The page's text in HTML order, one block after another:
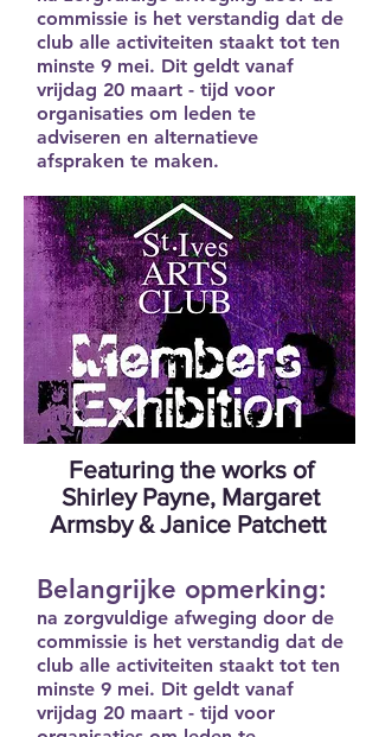
commissie is het verstandig dat de
club alle activiteiten staakt tot ten
minste 9 mei. Dit geldt vanaf
vrijdag 20 maart - tijd voor
organisaties om leden te
adviseren en alternatieve
afspraken te maken.
Featuring the works of
Shirley Payne, Margaret
Armsby & Janice Patchett
Belangrijke opmerking:
na zorgvuldige afweging door de
commissie is het verstandig dat de
club alle activiteiten staakt tot ten
minste 9 mei. Dit geldt vanaf
vrijdag 20 maart - tijd voor